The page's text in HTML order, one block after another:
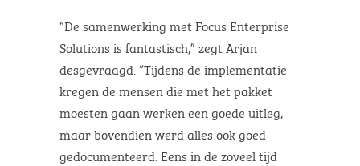
“De samenwerking met Focus Enterprise
Solutions is fantastisch,” zegt Arjan
desgevraagd. “Tijdens de implementatie
kregen de mensen die met het pakket
moesten gaan werken een goede uitleg,
maar bovendien werd alles ook goed
gedocumenteerd. Eens in de zoveel tijd